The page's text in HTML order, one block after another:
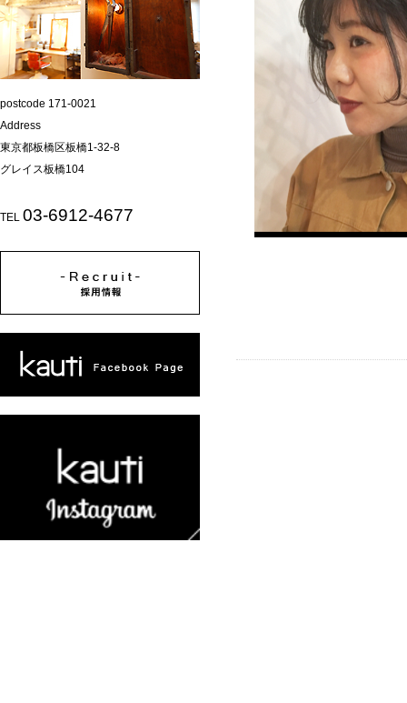
postcode 171-0021
Address
東京都板橋区板橋1-32-8
グレイス板橋104
TEL 03-6912-4677